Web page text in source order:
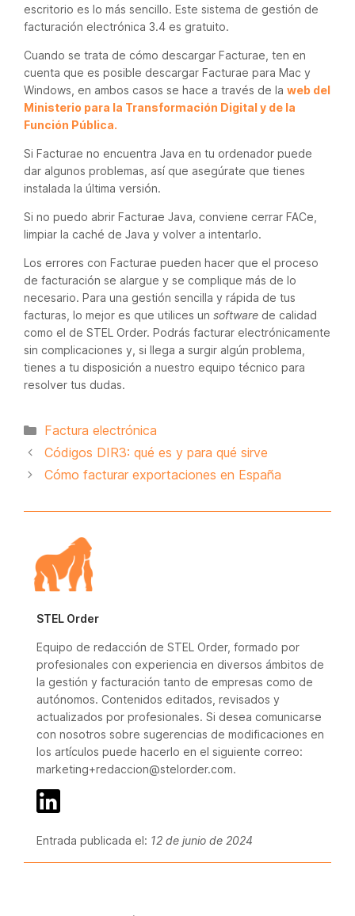
escritorio es lo más sencillo. Este sistema de gestión de
facturación electrónica 3.4 es gratuito.
Cuando se trata de cómo descargar Facturae, ten en
cuenta que es posible descargar Facturae para Mac y
Windows, en ambos casos se hace a través de la web del
Ministerio para la Transformación Digital y de la
Función Pública.
Si Facturae no encuentra Java en tu ordenador puede
dar algunos problemas, así que asegúrate que tienes
instalada la última versión.
Si no puedo abrir Facturae Java, conviene cerrar FACe,
limpiar la caché de Java y volver a intentarlo.
Los errores con Facturae pueden hacer que el proceso
de facturación se alargue y se complique más de lo
necesario. Para una gestión sencilla y rápida de tus
facturas, lo mejor es que utilices un software de calidad
como el de STEL Order. Podrás facturar electrónicamente
sin complicaciones y, si llega a surgir algún problema,
tienes a tu disposición a nuestro equipo técnico para
resolver tus dudas.
Categorías
Factura electrónica
Códigos DIR3: qué es y para qué sirve
Cómo facturar exportaciones en España
STEL Order
Equipo de redacción de STEL Order, formado por
profesionales con experiencia en diversos ámbitos de
la gestión y facturación tanto de empresas como de
autónomos. Contenidos editados, revisados y
actualizados por profesionales. Si desea comunicarse
con nosotros sobre sugerencias de modificaciones en
los artículos puede hacerlo en el siguiente correo:
marketing+redaccion@stelorder.com.
Entrada publicada el: 12 de junio de 2024